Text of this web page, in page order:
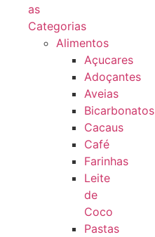
as
Categorias
Alimentos
Açucares
Adoçantes
Aveias
Bicarbonatos
Cacaus
Café
Farinhas
Leite
de
Coco
Pastas